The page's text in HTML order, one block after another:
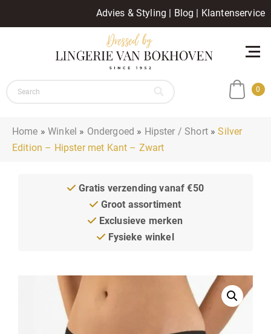
Advies & Styling | Blog | Klantenservice
0
Home »Winkel » Ondergoed » Hipster / Short»Silver
Edition – Hipster met Kant – Zwart
Gratis verzending vanaf €50
Groot assortiment
Exclusieve merken
Fysieke winkel